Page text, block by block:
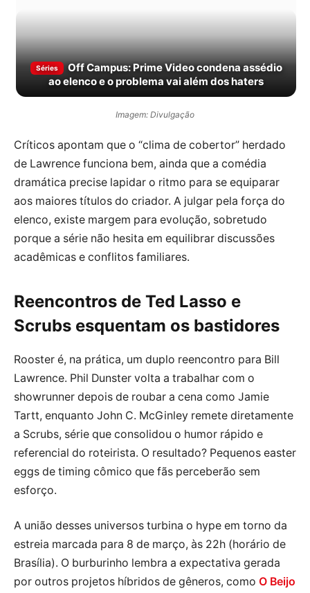
Séries
Off Campus: Prime Video condena assédio
ao elenco e o problema vai além dos haters
Imagem: Divulgação
Críticos apontam que o “clima de cobertor” herdado
de Lawrence funciona bem, ainda que a comédia
dramática precise lapidar o ritmo para se equiparar
aos maiores títulos do criador. A julgar pela força do
elenco, existe margem para evolução, sobretudo
porque a série não hesita em equilibrar discussões
acadêmicas e conflitos familiares.
Reencontros de Ted Lasso e
Scrubs esquentam os bastidores
Rooster é, na prática, um duplo reencontro para Bill
Lawrence. Phil Dunster volta a trabalhar com o
showrunner depois de roubar a cena como Jamie
Tartt, enquanto John C. McGinley remete diretamente
a Scrubs, série que consolidou o humor rápido e
referencial do roteirista. O resultado? Pequenos easter
eggs de timing cômico que fãs perceberão sem
esforço.
A união desses universos turbina o hype em torno da
estreia marcada para 8 de março, às 22h (horário de
Brasília). O burburinho lembra a expectativa gerada
por outros projetos híbridos de gêneros, como O Beijo